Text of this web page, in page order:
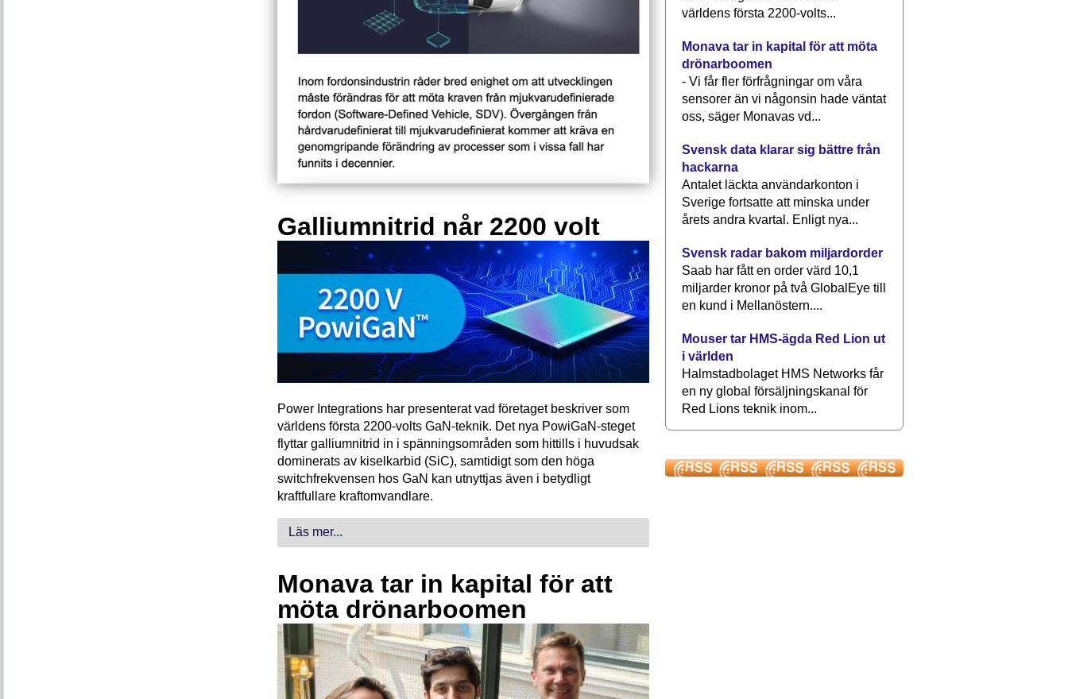
Galliumnitrid når 2200 volt
Power Integrations har presenterat vad företaget beskriver som
världens första 2200-volts GaN-teknik. Det nya PowiGaN-steget
flyttar galliumnitrid in i spänningsområden som hittills i huvudsak
dominerats av kiselkarbid (SiC), samtidigt som den höga
switchfrekvensen hos GaN kan utnyttjas även i betydligt
kraftfullare kraftomvandlare.
Läs mer...
Monava tar in kapital för att
möta drönarboomen
världens första 2200-volts...
Monava tar in kapital för att möta
drönarboomen
- Vi får fler förfrågningar om våra
sensorer än vi någonsin hade väntat
oss, säger Monavas vd...
Svensk data klarar sig bättre från
hackarna
Antalet läckta användarkonton i
Sverige fortsatte att minska under
årets andra kvartal. Enligt nya...
Svensk radar bakom miljardorder
Saab har fått en order värd 10,1
miljarder kronor på två GlobalEye till
en kund i Mellanöstern....
Mouser tar HMS-ägda Red Lion ut
i världen
Halmstadbolaget HMS Networks får
en ny global försäljningskanal för
Red Lions teknik inom...